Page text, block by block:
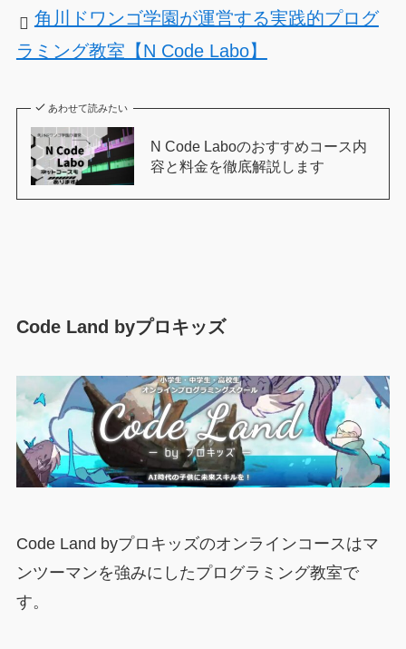
角川ドワンゴ学園が運営する実践的プログ
ラミング教室【N Code Labo】
あわせて読みたい
N Code Laboのおすすめコース内
容と料金を徹底解説します
Code Land byプロキッズ
Code Land byプロキッズのオンラインコースはマ
ンツーマンを強みにしたプログラミング教室で
す。